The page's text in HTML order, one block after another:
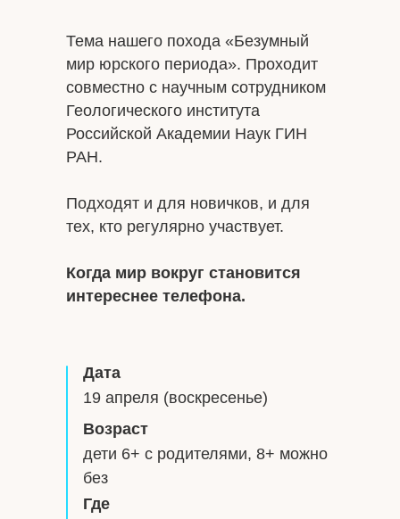
Тема нашего похода «Безумный
мир юрского периода». Проходит
совместно с научным сотрудником
Геологического института
Российской Академии Наук ГИН
РАН.
Подходят и для новичков, и для
тех, кто регулярно участвует.
Когда мир вокруг становится
интереснее телефона.
Где
Возраст
Дата
дети 6+ с родителями, 8+ можно
без
19 апреля (воскресенье)